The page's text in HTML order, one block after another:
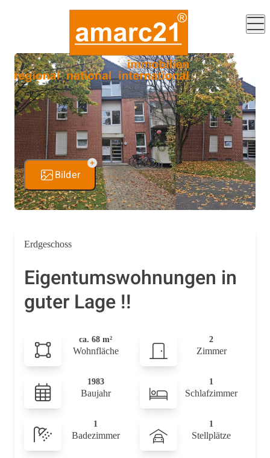
Bilder
Erdgeschoss
Eigentumswohnungen in
guter Lage !!
ca. 68 m²
Wohnfläche
2
Zimmer
1983
Baujahr
1
Schlafzimmer
1
Badezimmer
1
Stellplätze